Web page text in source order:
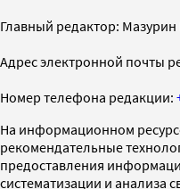
Главный редактор:
Адрес электронной почты
Номер телефона редакции:
На информационном
рекомендательные
предоставления
систематизации и анализа